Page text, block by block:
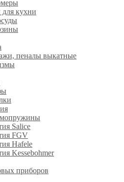
кухни
пеналы выкатные
Salice
FGV
Hafele
Kessebohmer
приборов